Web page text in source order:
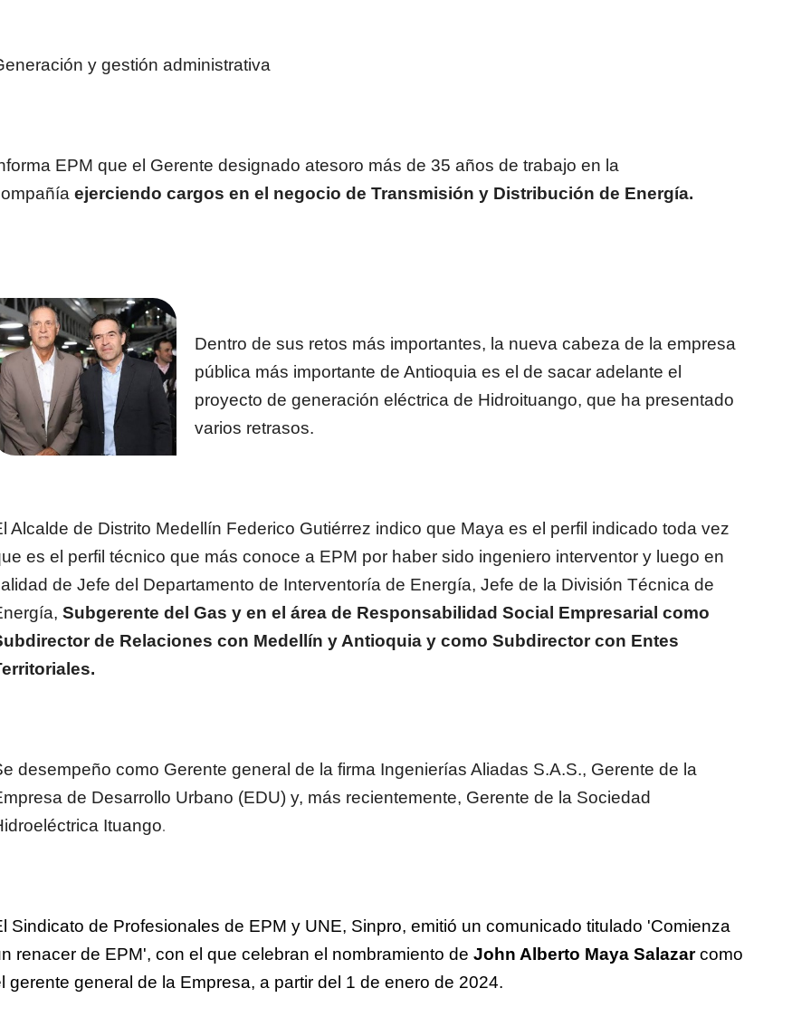
y gestión administrativa
EPM que el Gerente designado atesoro más de 35 años de trabajo en la
ejerciendo cargos en el negocio de Transmisión y Distribución de Energía.
Dentro de sus retos más importantes, la nueva cabeza de la empresa
pública más importante de Antioquia es el de sacar adelante el
proyecto de generación eléctrica de Hidroituango, que ha presentado
varios retrasos.
Alcalde de Distrito Medellín Federico Gutiérrez indico que Maya es el perfil indicado toda vez
es el perfil técnico que más conoce a EPM por haber sido ingeniero interventor y luego en
de Jefe del Departamento de Interventoría de Energía, Jefe de la División Técnica de
Subgerente del Gas y en el área de Responsabilidad Social Empresarial como
de Relaciones con Medellín y Antioquia y como Subdirector con Entes
desempeño como Gerente general de la firma Ingenierías Aliadas S.A.S., Gerente de la
de Desarrollo Urbano (EDU) y, más recientemente, Gerente de la Sociedad
Ituango.
Sindicato de Profesionales de EPM y UNE, Sinpro, emitió un comunicado titulado 'Comienza
renacer de EPM', con el que celebran el nombramiento de John Alberto Maya Salazarcomo
gerente general de la Empresa, a partir del 1 de enero de 2024.